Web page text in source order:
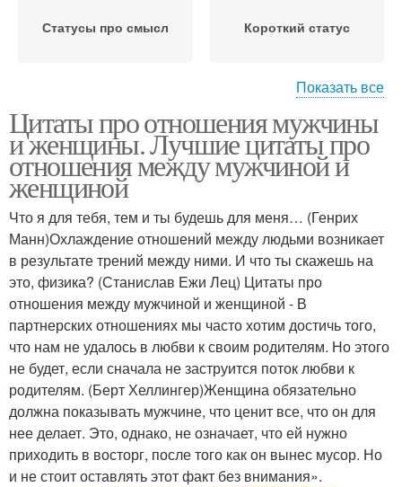
Статусы про смысл Короткий статус
Статус про отношения Статус про доверие
Статусы про новые
отношения
Статусы про ложь
Статус про мужчин Статусы про мужчин
Статусы об отношениях Статусы про женщин
Показать все
Цитаты про отношения мужчины
и женщины. Лучшие цитаты про
отношения между мужчиной и
женщиной
Что я для тебя, тем и ты будешь для меня… (Генрих
Манн)Охлаждение отношений между людьми возникает
в результате трений между ними. И что ты скажешь на
это, физика? (Станислав Ежи Лец) Цитаты про
отношения между мужчиной и женщиной - В
партнерских отношениях мы часто хотим достичь того,
что нам не удалось в любви к своим родителям. Но этого
не будет, если сначала не заструится поток любви к
родителям. (Берт Хеллингер)Женщина обязательно
должна показывать мужчине, что ценит все, что он для
нее делает. Это, однако, не означает, что ей нужно
приходить в восторг, после того как он вынес мусор. Но
и не стоит оставлять этот факт без внимания».